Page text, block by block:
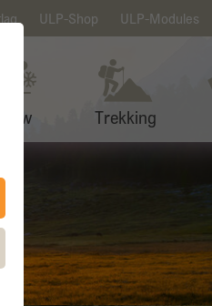
ULP-Shop ULP-Modules
Snow Trekking